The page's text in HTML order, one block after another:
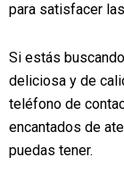
para satisfacer
Si estás
deliciosa y de
teléfono de
encantados de
puedas tener.